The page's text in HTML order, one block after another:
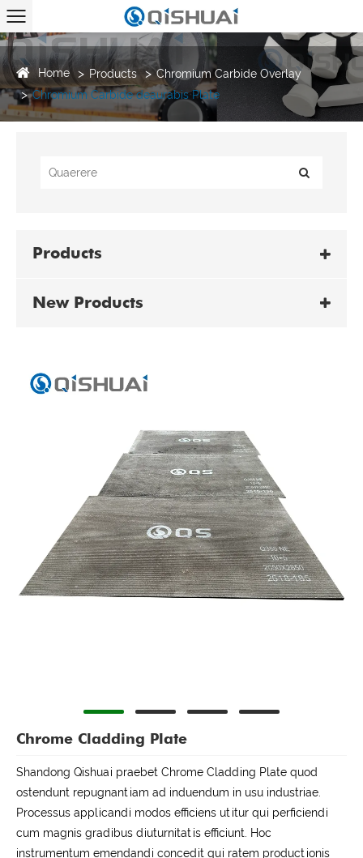
Home Products
Chromium Carbide Overlay
Chromium Carbide deaurabis Plate
Products
New Products
Chrome Cladding Plate
Shandong Qishuai praebet Chrome Cladding Plate quod
ostendunt repugnantiam ad induendum in usu industriae.
Processus applicandi modos efficiens utitur qui perficiendi
cum magnis gradibus diuturnitatis efficiunt. Hoc
instrumentum emendandi concedit qui ratem productionis